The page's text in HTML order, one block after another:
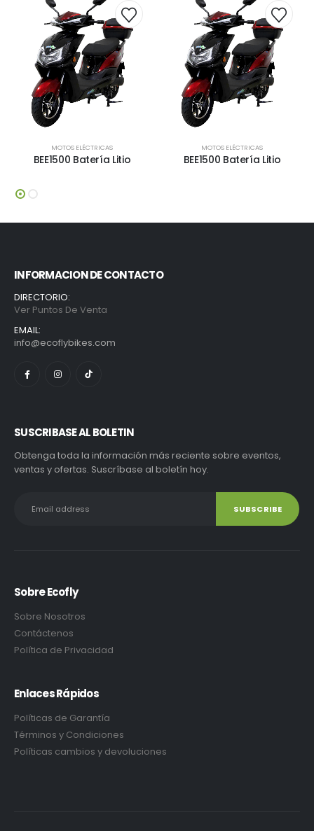
MOTOS ELÉCTRICAS
BEE1500 Batería Litio
MOTOS ELÉCTRICAS
BEE1500 Batería Litio
INFORMACION DE CONTACTO
DIRECTORIO:
Ver Puntos De Venta
EMAIL:
info@ecoflybikes.com
SUSCRIBASE AL BOLETIN
Obtenga toda la información más reciente sobre eventos,
ventas y ofertas. Suscríbase al boletín hoy.
Sobre Ecofly
Sobre Nosotros
Contáctenos
Política de Privacidad
Enlaces Rápidos
Políticas de Garantía
Términos y Condiciones
Políticas cambios y devoluciones